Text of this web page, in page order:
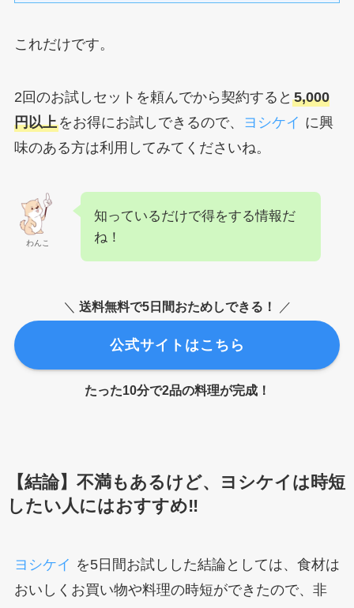
これだけです。
2回のお試しセットを頼んでから契約すると 5,000
円以上をお得にお試しできるので、 ヨシケイ に興
味のある方は利用してみてくださいね。
わんこ
知っているだけで得をする情報だ
ね！
＼ 送料無料で5日間おためしできる！ ／
公式サイトはこちら
たった10分で2品の料理が完成！
【結論】不満もあるけど、ヨシケイは時短
したい人にはおすすめ‼︎
ヨシケイ を5日間お試しした結論としては、食材は
おいしくお買い物や料理の時短ができたので、非